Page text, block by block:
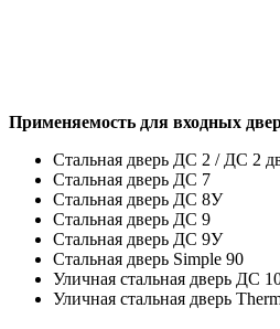
Применяемость для входных
Стальная дверь ДС 2 / ДС 2
Стальная дверь ДС 7
Стальная дверь ДС 8У
Стальная дверь ДС 9
Стальная дверь ДС 9У
Стальная дверь Simple 90
Уличная стальная дверь ДС
Уличная стальная дверь